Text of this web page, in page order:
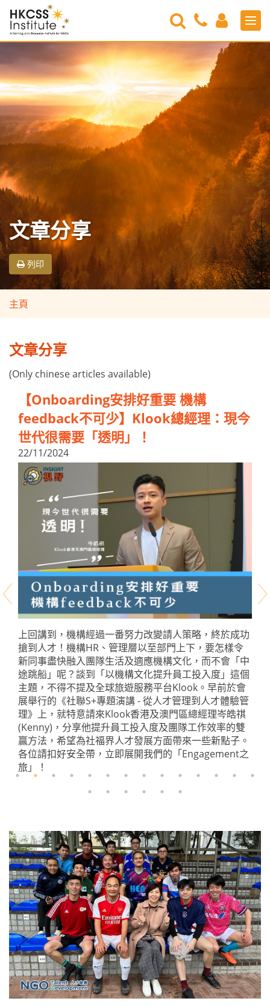
HKCSS
Institute
Search
Contact
Us
Login
文章分享
列印
主頁
文章分享
(Only chinese articles available)
【Onboarding安排好重要 機構
feedback不可少】Klook總經理：現今
世代很需要「透明」！
22/11/2024
上回講到，機構經過一番努力改變請人策略，終於成功
搶到人才！機構HR、管理層以至部門上下，要怎樣令
新同事盡快融入團隊生活及適應機構文化，而不會「中
途跳船」呢？談到「以機構文化提升員工投入度」這個
主題，不得不提及全球旅遊服務平台Klook。早前於會
展舉行的《社聯S+專題演講 - 從人才管理到人才體驗管
理》上，就特意請來Klook香港及澳門區總經理岑皓祺
(Kenny)，分享他提升員工投入度及團隊工作效率的雙
贏方法，希望為社福界人才發展方面帶來一些新點子。
各位請扣好安全帶，立即展開我們的「Engagement之
旅」！